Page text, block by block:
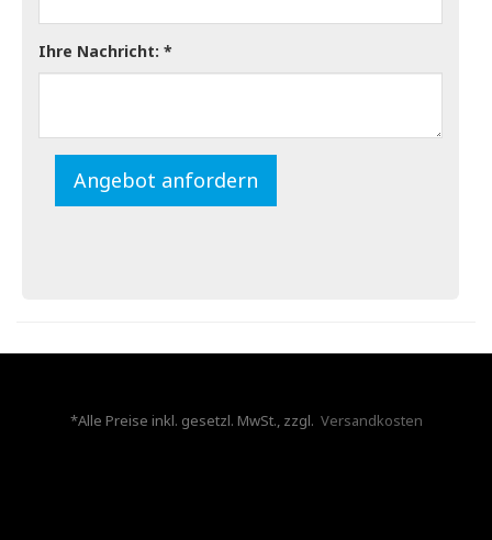
Ihre Nachricht:
Angebot anfordern
*Alle Preise inkl. gesetzl. MwSt., zzgl. Versandkosten